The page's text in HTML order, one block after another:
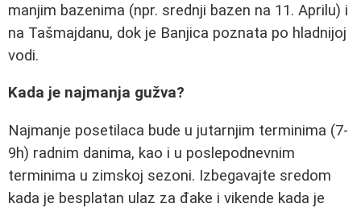
manjim bazenima (npr. srednji bazen na 11. Aprilu) i
na Tašmajdanu, dok je Banjica poznata po hladnijoj
vodi.
Kada je najmanja gužva?
Najmanje posetilaca bude u jutarnjim terminima (7-
9h) radnim danima, kao i u poslepodnevnim
terminima u zimskoj sezoni. Izbegavajte sredom
kada je besplatan ulaz za đake i vikende kada je